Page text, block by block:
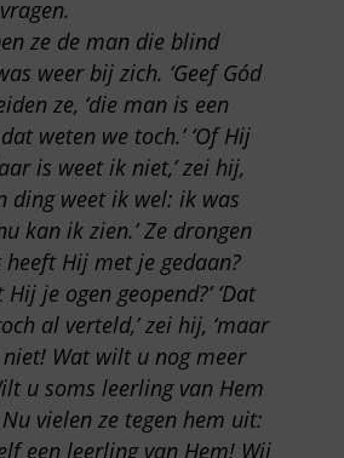
ze de man die blind
weer bij zich. ‘Geef Gód
ze, ‘die man is een
weten we toch.’ ‘Of Hij
is weet ik niet,’ zei hij,
ding weet ik wel: ik was
kan ik zien.’ Ze drongen
heeft Hij met je gedaan?
je ogen geopend?’ ‘Dat
al verteld,’ zei hij, ‘maar
Wat wilt u nog meer
u soms leerling van Hem
Nu vielen ze tegen hem uit:
een leerling van Hem! Wij